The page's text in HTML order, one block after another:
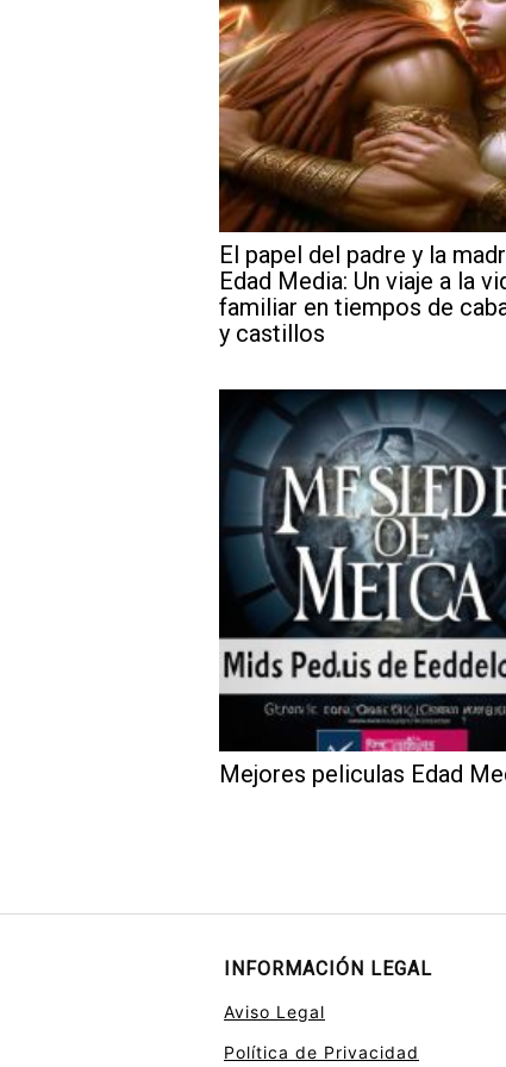
El papel del padre y la
Edad Media: Un viaje a la
familiar en tiempos de
y castillos
Mejores peliculas Edad
INFORMACIÓN LEGAL
Aviso Legal
Política de Privacidad